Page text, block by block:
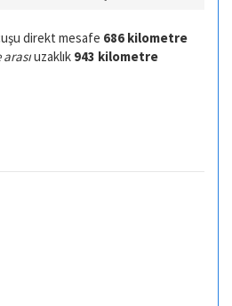
direkt mesafe 686 kilometre
uzaklık 943 kilometre